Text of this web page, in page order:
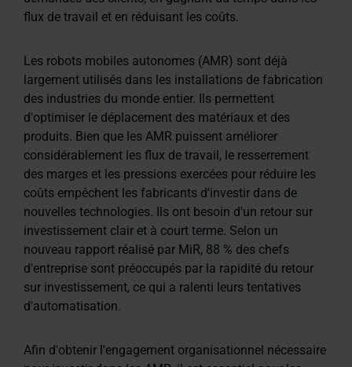
flux de travail et en réduisant les coûts.
Les robots mobiles autonomes (AMR) sont déjà
largement utilisés dans les installations de fabrication
des industries du monde entier. Ils permettent
d'optimiser le déplacement des matériaux et des
produits. Bien que les AMR puissent améliorer
considérablement les flux de travail, le resserrement
des marges et les pressions exercées pour réduire les
coûts empêchent les fabricants d'investir dans de
nouvelles technologies. Ils ont besoin d'un retour sur
investissement clair et à court terme. Selon un
nouveau rapport réalisé par MiR, 88 % des chefs
d'entreprise sont préoccupés par la rapidité du retour
sur investissement, ce qui a ralenti leurs tentatives
d'automatisation.
Afin d'obtenir l'engagement organisationnel nécessaire